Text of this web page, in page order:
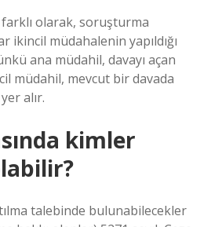
olarak, soruşturma
ikincil müdahalenin yapıldığı
ana müdahil, davayı açan
müdahil, mevcut bir davada
alır.
kimler
talebinde bulunabilecekler